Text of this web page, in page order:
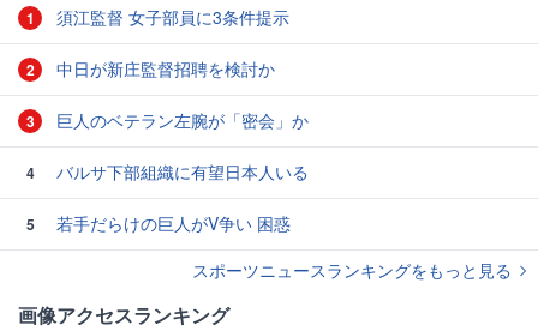
1 須江監督 女子部員に3条件提示
2 中日が新庄監督招聘を検討か
3 巨人のベテラン左腕が「密会」か
4 バルサ下部組織に有望日本人いる
5
若手だらけの巨人がV争い 困惑
スポーツニュースランキングをもっと見る
画像アクセスランキング